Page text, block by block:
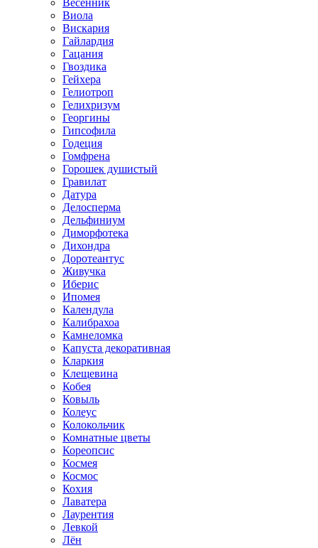
Весенник
Виола
Вискария
Гайлардия
Гацания
Гвоздика
Гейхера
Гелиотроп
Гелихризум
Георгины
Гипсофила
Годеция
Гомфрена
Горошек душистый
Гравилат
Датура
Делосперма
Дельфиниум
Диморфотека
Дихондра
Доротеантус
Живучка
Иберис
Ипомея
Календула
Калибрахоа
Камнеломка
Капуста декоративная
Кларкия
Клещевина
Кобея
Ковыль
Колеус
Колокольчик
Комнатные цветы
Кореопсис
Космея
Космос
Кохия
Лаватера
Лаурентия
Левкой
Лён